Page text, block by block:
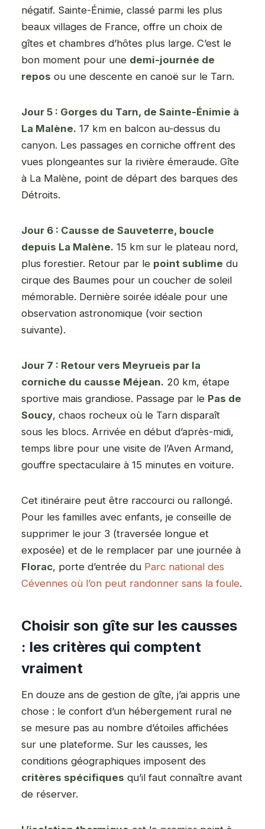
négatif. Sainte-Énimie, classé parmi les plus
beaux villages de France, offre un choix de
gîtes et chambres d’hôtes plus large. C’est le
bon moment pour une demi-journée de
repos ou une descente en canoë sur le Tarn.
Jour 5 : Gorges du Tarn, de Sainte-Énimie à
La Malène. 17 km en balcon au-dessus du
canyon. Les passages en corniche offrent des
vues plongeantes sur la rivière émeraude. Gîte
à La Malène, point de départ des barques des
Détroits.
Jour 6 : Causse de Sauveterre, boucle
depuis La Malène. 15 km sur le plateau nord,
plus forestier. Retour par le point sublime du
cirque des Baumes pour un coucher de soleil
mémorable. Dernière soirée idéale pour une
observation astronomique (voir section
suivante).
Jour 7 : Retour vers Meyrueis par la
corniche du causse Méjean. 20 km, étape
sportive mais grandiose. Passage par le Pas de
Soucy, chaos rocheux où le Tarn disparaît
sous les blocs. Arrivée en début d’après-midi,
temps libre pour une visite de l’Aven Armand,
gouffre spectaculaire à 15 minutes en voiture.
Cet itinéraire peut être raccourci ou rallongé.
Pour les familles avec enfants, je conseille de
supprimer le jour 3 (traversée longue et
exposée) et de le remplacer par une journée à
Florac, porte d’entrée du Parc national des
Cévennes où l’on peut randonner sans la foule.
Choisir son gîte sur les causses
: les critères qui comptent
vraiment
En douze ans de gestion de gîte, j’ai appris une
chose : le confort d’un hébergement rural ne
se mesure pas au nombre d’étoiles affichées
sur une plateforme. Sur les causses, les
conditions géographiques imposent des
critères spécifiques qu’il faut connaître avant
de réserver.